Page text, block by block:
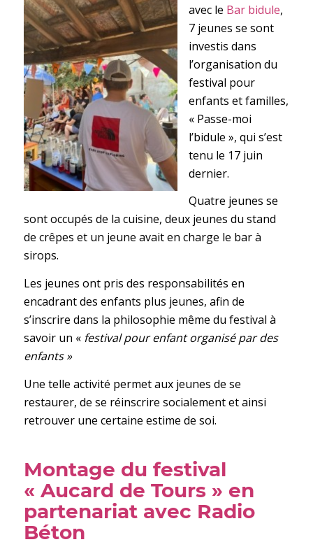
avec le Bar bidule,
7 jeunes se sont
investis dans
l’organisation du
festival pour
enfants et familles,
« Passe-moi
l’bidule », qui s’est
tenu le 17 juin
dernier.
Quatre jeunes se
sont occupés de la cuisine, deux jeunes du stand
de crêpes et un jeune avait en charge le bar à
sirops.
Les jeunes ont pris des responsabilités en
encadrant des enfants plus jeunes, afin de
s’inscrire dans la philosophie même du festival à
savoir un « festival pour enfant organisé par des
enfants »
Une telle activité permet aux jeunes de se
restaurer, de se réinscrire socialement et ainsi
retrouver une certaine estime de soi.
Montage du festival
« Aucard de Tours » en
partenariat avec Radio
Béton